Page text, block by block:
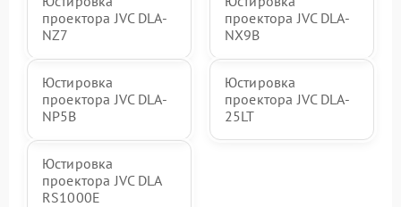
проектора JVC DLA-
NZ7
проектора JVC DLA-
NX9B
Юстировка
проектора JVC DLA-
NP5B
Юстировка
проектора JVC DLA-
25LT
Юстировка
проектора JVC DLA
RS1000E